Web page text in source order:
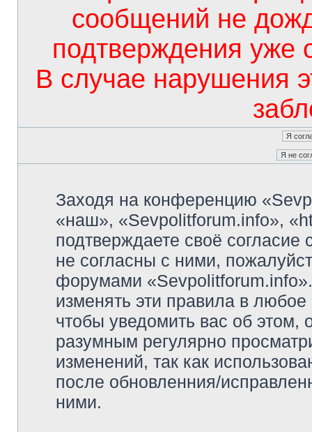
сообщений не
подтверждения уже
В случае нарушения
Заходя на конференцию
«наш», «Sevpolitforum.info»,
подтверждаете своё
не согласны с ними,
форумами
изменять эти правила в
чтобы уведомить вас об
разумным регулярно
изменений, так как
после обновленния/
ними.